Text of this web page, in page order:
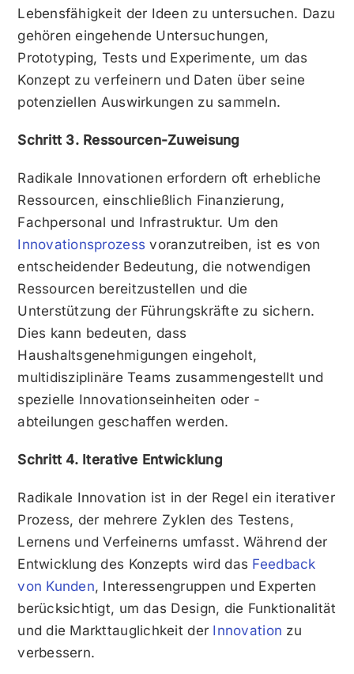
Lebensfähigkeit der Ideen zu untersuchen. Dazu
gehören eingehende Untersuchungen,
Prototyping, Tests und Experimente, um das
Konzept zu verfeinern und Daten über seine
potenziellen Auswirkungen zu sammeln.
Schritt 3. Ressourcen-Zuweisung
Radikale Innovationen erfordern oft erhebliche
Ressourcen, einschließlich Finanzierung,
Fachpersonal und Infrastruktur. Um den
Innovationsprozess voranzutreiben, ist es von
entscheidender Bedeutung, die notwendigen
Ressourcen bereitzustellen und die
Unterstützung der Führungskräfte zu sichern.
Dies kann bedeuten, dass
Haushaltsgenehmigungen eingeholt,
multidisziplinäre Teams zusammengestellt und
spezielle Innovationseinheiten oder -
abteilungen geschaffen werden.
Schritt 4. Iterative Entwicklung
Radikale Innovation ist in der Regel ein iterativer
Prozess, der mehrere Zyklen des Testens,
Lernens und Verfeinerns umfasst. Während der
Entwicklung des Konzepts wird das Feedback
von Kunden, Interessengruppen und Experten
berücksichtigt, um das Design, die Funktionalität
und die Markttauglichkeit der Innovation zu
verbessern.